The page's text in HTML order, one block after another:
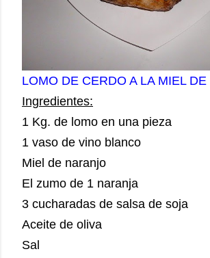
LOMO DE CERDO A LA MIEL
Ingredientes:
1 Kg. de lomo en una pieza
1 vaso de vino blanco
Miel de naranjo
El zumo de 1 naranja
3 cucharadas de salsa de soja
Aceite de oliva
Sal